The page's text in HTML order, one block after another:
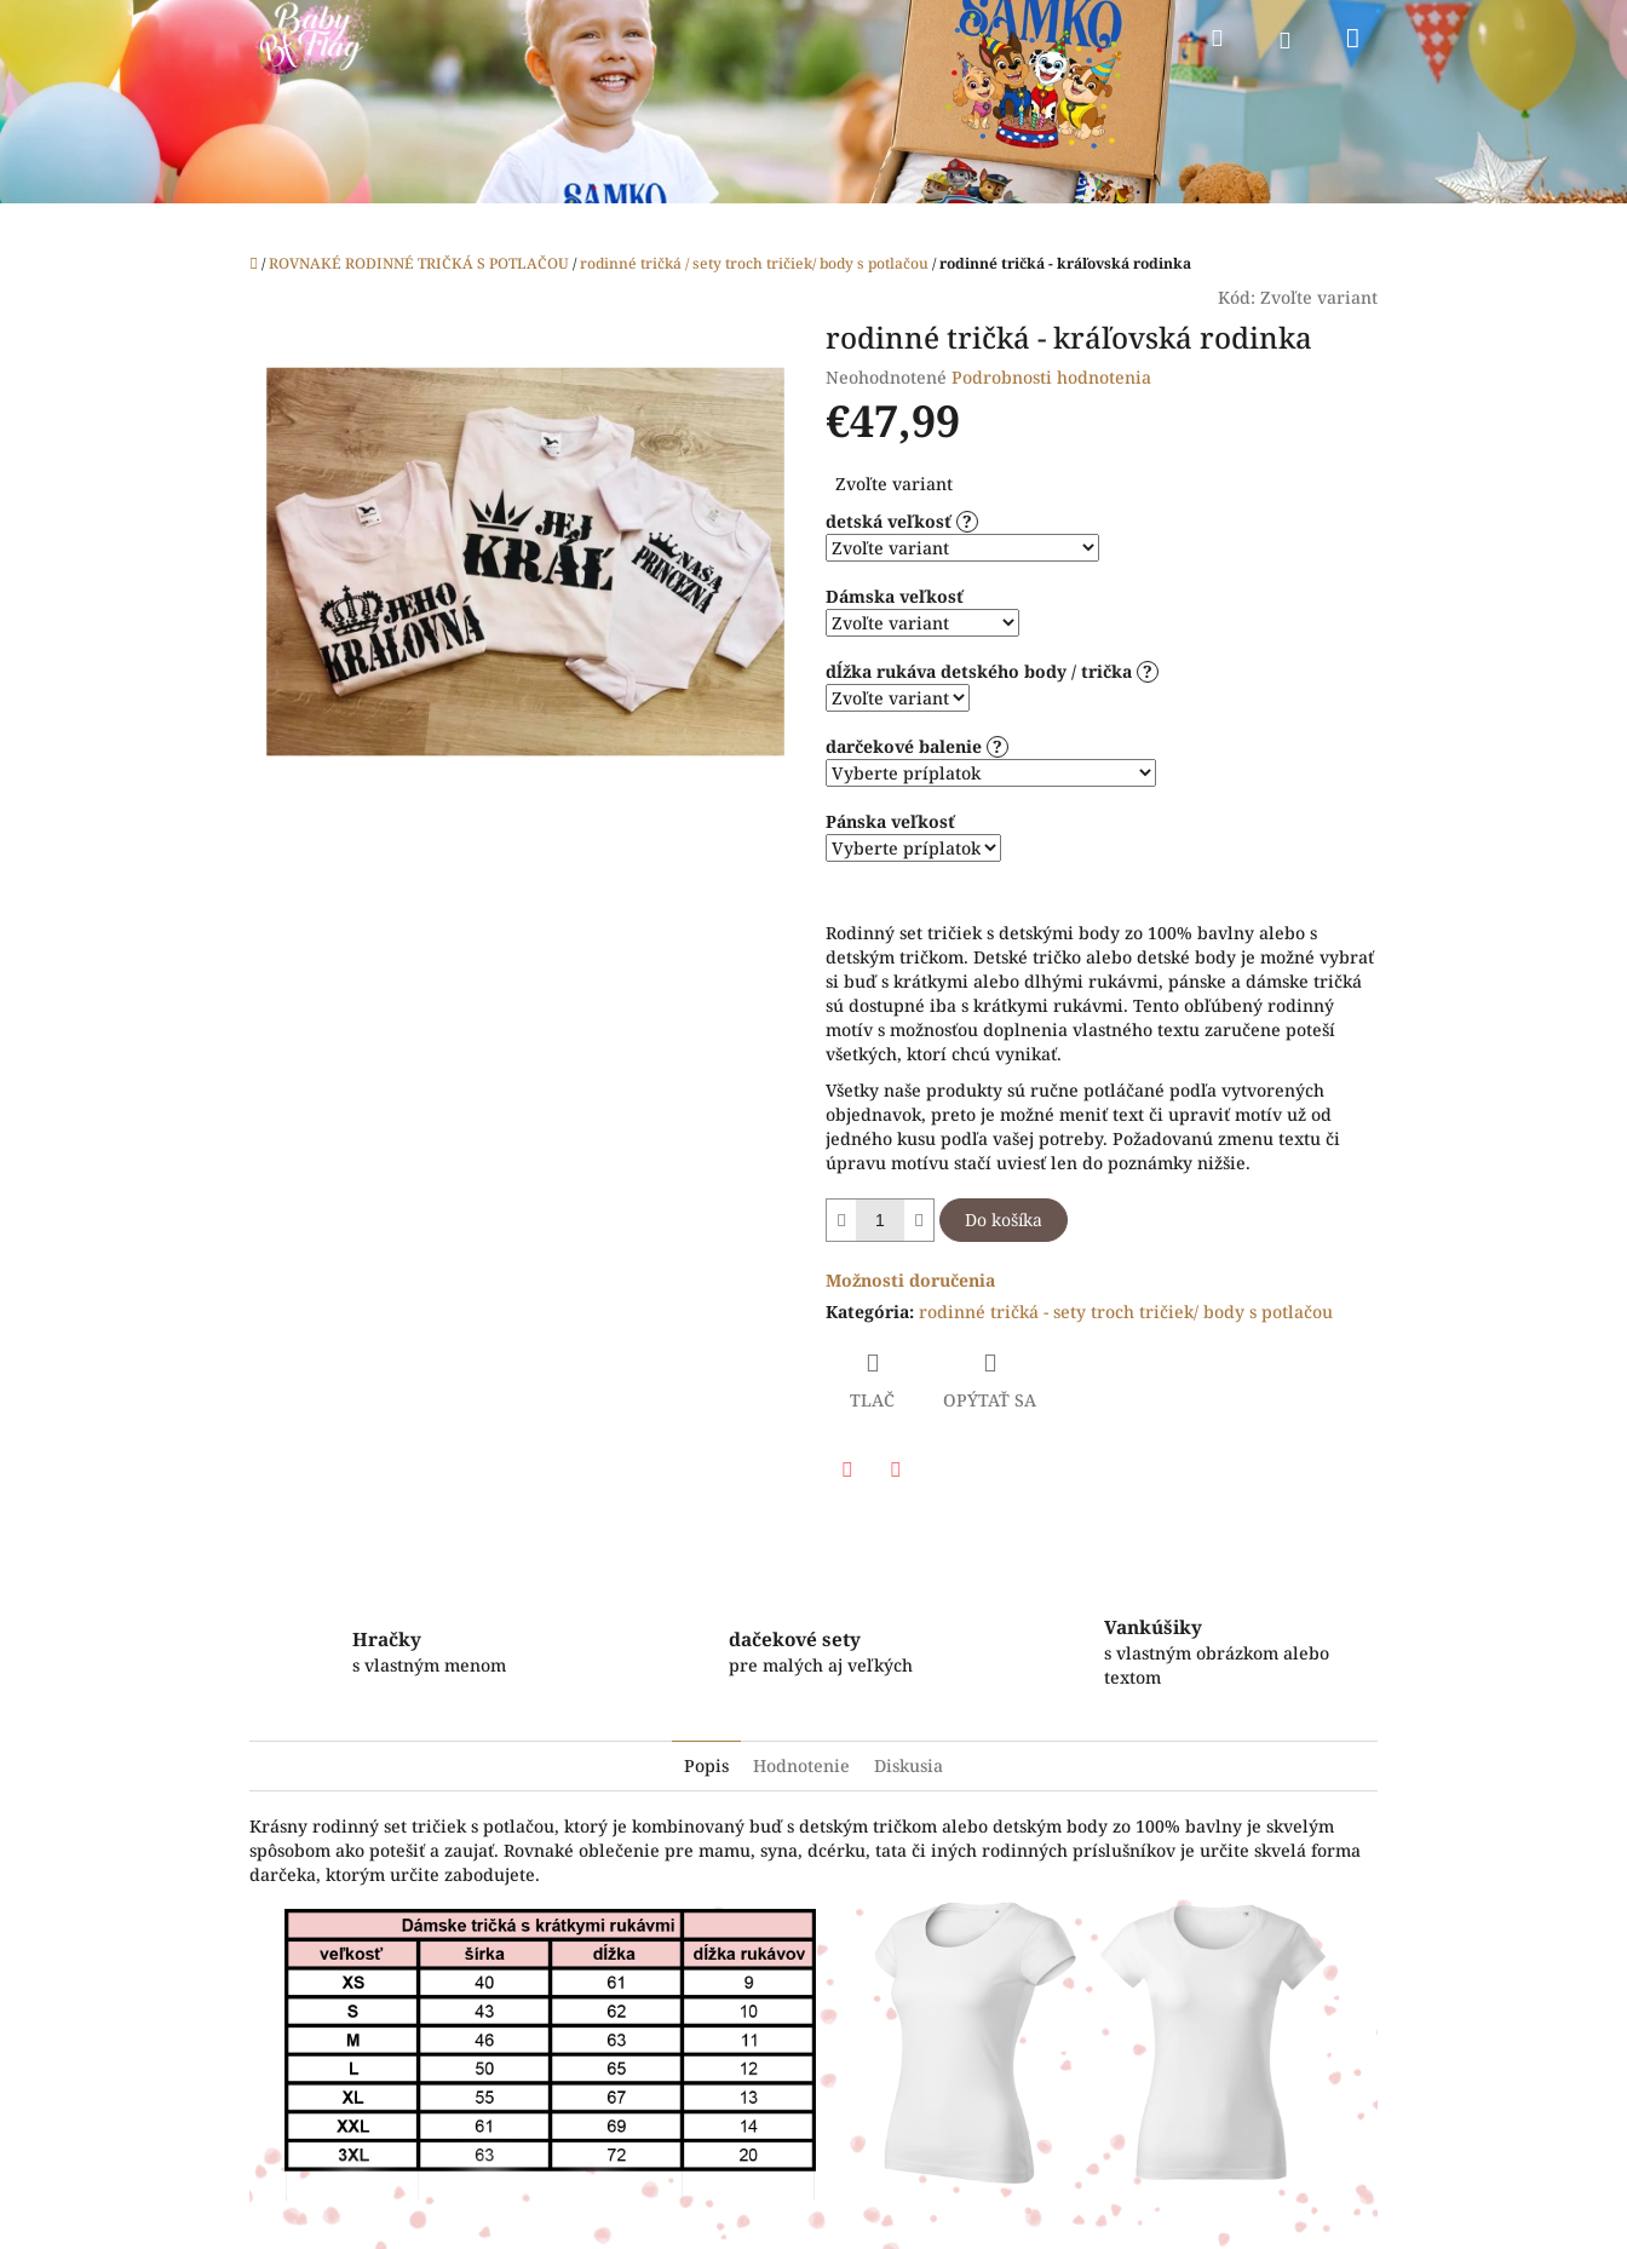
obsah
HľadaťPrihlásenieNákupný
Domov
/ROVNAKÉ RODINNÉ TRIČKÁ S POTLAČOU/rodinné tričká / sety troch tričiek/ body s potlačou/rodinné tričká - kráľovská rodinka
Kód: Zvoľte variant
rodinné tričká - kráľovská rodinka
Priemerné
hodnotenie
produktu
0,0
5
hviezdičiek.
Neohodnotené Podrobnosti hodnotenia
€47,99
cena:
Zvoľte variant
detská veľkosť ?
Dámska veľkosť
dĺžka rukáva detského body / trička ?
darčekové balenie ?
Pánska veľkosť
Rodinný set tričiek s detskými body zo 100% bavlny alebo s
detským tričkom. Detské tričko alebo detské body je možné vybrať
si buď s krátkymi alebo dlhými rukávmi, pánske a dámske tričká
sú dostupné iba s krátkymi rukávmi. Tento obľúbený rodinný
motív s možnosťou doplnenia vlastného textu zaručene poteší
všetkých, ktorí chcú vynikať.
Všetky naše produkty sú ručne potláčané podľa vytvorených
objednavok, preto je možné meniť text či upraviť motív už od
jedného kusu podľa vašej potreby. Požadovanú zmenu textu či
úpravu motívu stačí uviesť len do poznámky nižšie.
Do košíka
Možnosti doručenia
Kategória: rodinné tričká - sety troch tričiek/ body s potlačou
TLAČ OPÝTAŤ SA
Hračky
s vlastným menom
dačekové sety
pre malých aj veľkých
Vankúšiky
s vlastným obrázkom alebo
textom
Popis Hodnotenie Diskusia
Krásny rodinný set tričiek s potlačou, ktorý je kombinovaný buď s detským tričkom alebo detským body zo 100% bavlny je skvelým
spôsobom ako potešiť a zaujať. Rovnaké oblečenie pre mamu, syna, dcérku, tata či iných rodinných príslušníkov je určite skvelá forma
darčeka, ktorým určite zabodujete.